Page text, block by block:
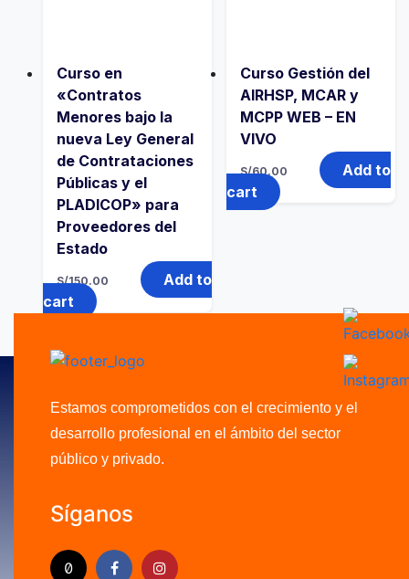
Curso en
«Contratos
Menores bajo la
nueva Ley General
de Contrataciones
Públicas y el
PLADICOP» para
Proveedores del
Estado
S/150.00
Add to
cart
Curso Gestión del
AIRHSP, MCAR y
MCPP WEB – EN
VIVO
S/60.00
Add to
cart
Estamos comprometidos con el crecimiento y el
desarrollo profesional en el ámbito del sector
público y privado.
Síganos